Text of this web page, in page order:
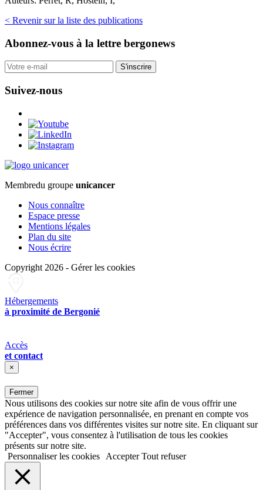
< Revenir sur la liste des publications
Abonnez-vous à la lettre bergonews
S'inscrire
Suivez-nous
Membredu groupe unicancer
Nous connaître
Espace presse
Mentions légales
Plan du site
Nous écrire
Copyright 2026 - Gérer les cookies
Hébergements
à proximité de Bergonié
Accès
et contact
×
Fermer
Nous utilisons des cookies sur notre site afin de vous offrir une
expérience de navigation personnalisée, en prenant en compte vos
préférences dans vos différentes visites sur notre site. En cliquant sur
"Accepter", vous consentez à l'utilisation de tous les cookies
présents sur notre site.
Personnaliser les cookies
Accepter Tout refuser